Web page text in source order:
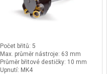
Počet břitů: 5
Max. průměr nástroje: 63 mm
Průměr břitové destičky: 10 mm
Upnutí: MK4